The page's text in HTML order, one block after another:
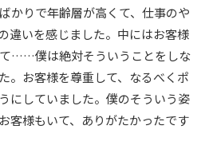
かりで年齢層が高くて、仕事のや
違いを感じました。中にはお客様
……僕は絶対そういうことをしな
。お客様を尊重して、なるべくポ
にしていました。僕のそういう姿
客様もいて、ありがたかったです